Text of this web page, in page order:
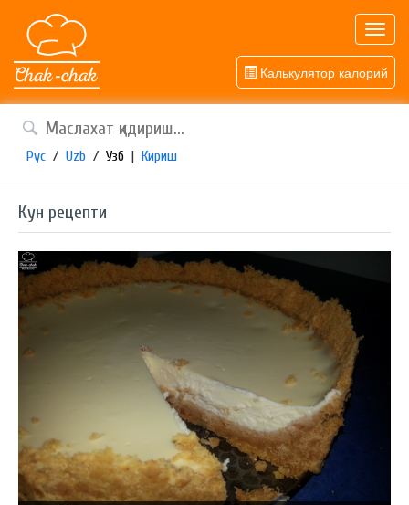
Калькулятор калорий
Рус / Uzb / Узб | Кириш
Кун рецепти